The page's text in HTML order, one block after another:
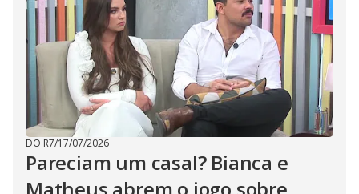
DO R7/17/07/2026
Pareciam um casal? Bianca e